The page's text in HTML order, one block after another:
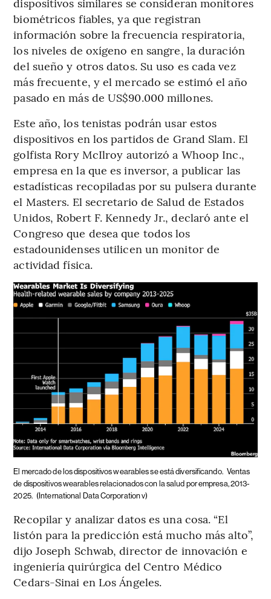
biométricos fiables, ya que registran
información sobre la frecuencia respiratoria,
los niveles de oxígeno en sangre, la duración
del sueño y otros datos. Su uso es cada vez
más frecuente, y el mercado se estimó el año
pasado en más de US$90.000 millones.
Este año, los tenistas podrán usar estos
dispositivos en los partidos de Grand Slam. El
golfista Rory McIlroy autorizó a Whoop Inc.,
empresa en la que es inversor, a publicar las
estadísticas recopiladas por su pulsera durante
el Masters. El secretario de Salud de Estados
Unidos, Robert F. Kennedy Jr., declaró ante el
Congreso que desea que todos los
estadounidenses utilicen un monitor de
actividad física.
El mercado de los dispositivos wearables se está diversificando. Ventas
de dispositivos wearables relacionados con la salud por empresa, 2013-
2025. (International Data Corporation v)
Recopilar y analizar datos es una cosa. “El
listón para la predicción está mucho más alto”,
dijo Joseph Schwab, director de innovación e
ingeniería quirúrgica del Centro Médico
Cedars-Sinai en Los Ángeles.